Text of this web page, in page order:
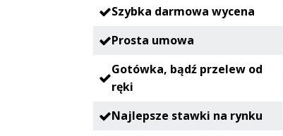
Szybka darmowa wycena
Prosta umowa
Gotówka, bądź przelew od
ręki
Najlepsze stawki na rynku